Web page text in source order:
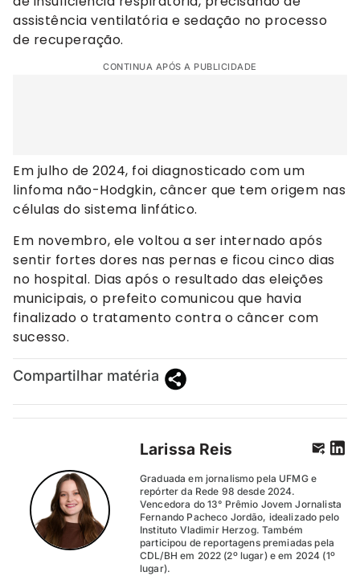
assistência ventilatória e sedação no processo
de recuperação.
CONTINUA APÓS A PUBLICIDADE
Em julho de 2024, foi diagnosticado com um
linfoma não-Hodgkin, câncer que tem origem nas
células do sistema linfático.
Em novembro, ele voltou a ser internado após
sentir fortes dores nas pernas e ficou cinco dias
no hospital. Dias após o resultado das eleições
municipais, o prefeito comunicou que havia
finalizado o tratamento contra o câncer com
sucesso.
Compartilhar matéria
Larissa Reis
Graduada em jornalismo pela UFMG e
repórter da Rede 98 desde 2024.
Vencedora do 13° Prêmio Jovem Jornalista
Fernando Pacheco Jordão, idealizado pelo
Instituto Vladimir Herzog. Também
participou de reportagens premiadas pela
CDL/BH em 2022 (2º lugar) e em 2024 (1º
lugar).